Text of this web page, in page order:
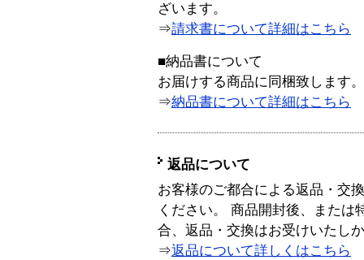
ざいます。
⇒請求書について詳細はこちら
■納品書について
お届けする商品に同梱致します。
⇒納品書について詳細はこちら
返品について
お客様のご都合による返品・交
ください。 商品開封後、または
合、返品・交換はお受けいたし
⇒返品について詳しくはこちら